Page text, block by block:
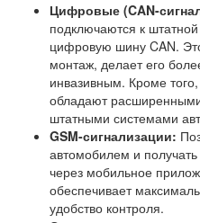
Цифровые (CAN-
подключаются к
цифровую шину CAN.
монтаж, делает его
инвазивным. Кроме
обладают
штатными системами
GSM-сигнализации:
автомобилем и
через мобильное
обеспечивает
удобство контроля.